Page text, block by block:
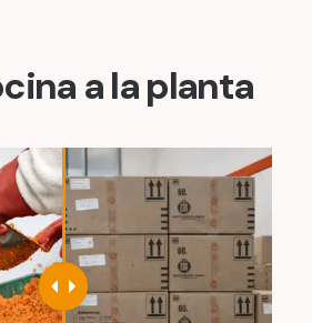
a la planta